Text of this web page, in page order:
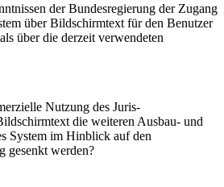
der Bundesregierung der Zugang
über Bildschirmtext für den Benutzer
über die derzeit verwendeten
Nutzung des Juris-
die weiteren Ausbau- und
System im Hinblick auf den
gesenkt werden?